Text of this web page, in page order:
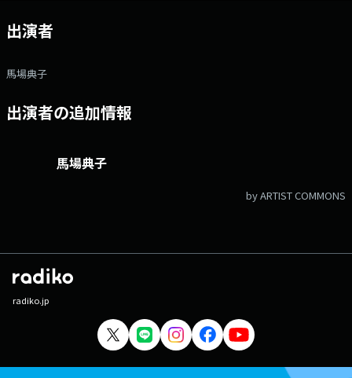
「https://www.facebook.com/1134joqr」 文化放送公式LINEは
「@joqr_916」
出演者
馬場典子
出演者の追加情報
馬場典子
by ARTIST COMMONS
radiko.jp